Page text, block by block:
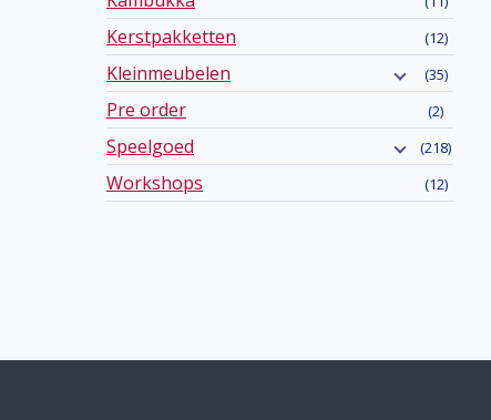
Kerstpakketten (12)
Kleinmeubelen (35)
Pre order (2)
Speelgoed (218)
Workshops (12)